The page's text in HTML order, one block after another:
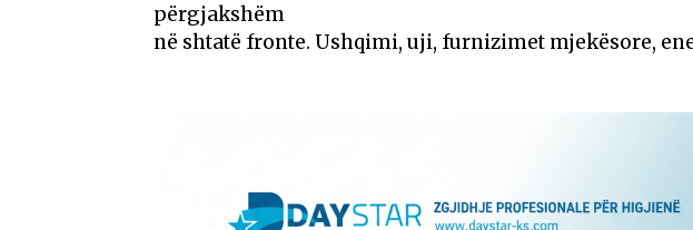
përgjakshëm
në shtatë fronte. Ushqimi, uji, furnizimet mjekësore,